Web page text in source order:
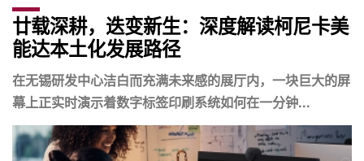
廿载深耕，迭变新生：深度解读柯尼卡美
能达本土化发展路径
在无锡研发中心洁白而充满未来感的展厅内，一块巨大的屏
幕上正实时演示着数字标签印刷系统如何在一分钟...